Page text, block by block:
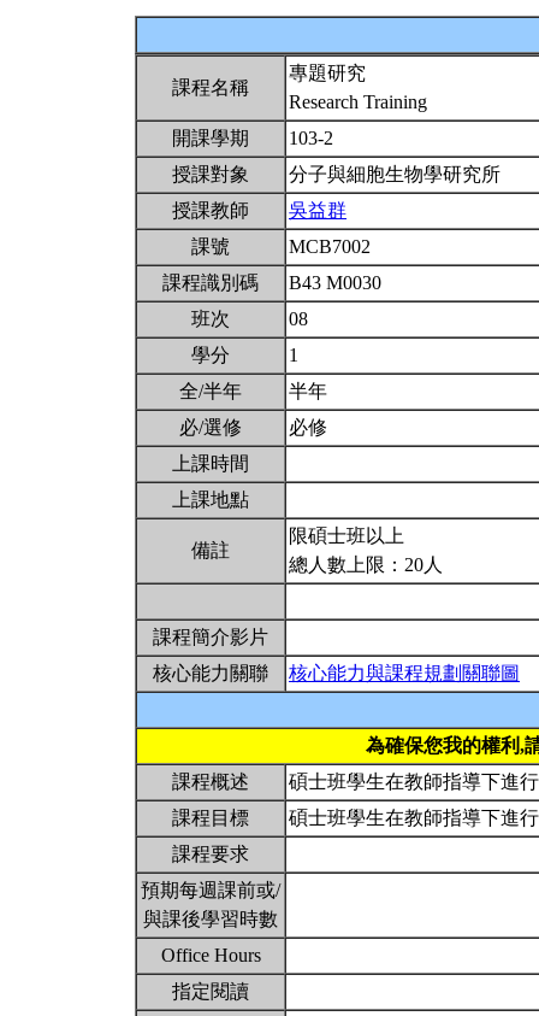
課程名稱
專題研究
Research Training
開課學期
103-2
授課對象
分子與細胞生物學研究所
授課教師
吳益群
課號
MCB7002
課程識別碼
B43 M0030
班次
08
學分
1
全/半年
半年
必/選修
必修
上課時間
上課地點
備註
限碩士班以上
總人數上限：20人
課程簡介影片
核心能力關聯
核心能力與課程規劃關聯圖
為確保您我的權利,
課程概述
碩士班學生在教師指導下進
課程目標
碩士班學生在教師指導下進
課程要求
預期每週課前或/
與課後學習時數
Office Hours
指定閱讀